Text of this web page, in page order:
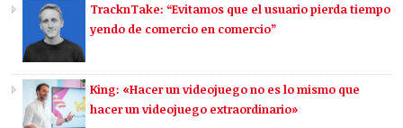
TracknTake: “Evitamos que el usuario pierda tiempo
yendo de comercio en comercio”
King: «Hacer un videojuego no es lo mismo que
hacer un videojuego extraordinario»